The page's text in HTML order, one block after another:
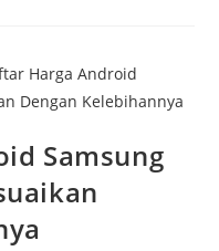
Samsung